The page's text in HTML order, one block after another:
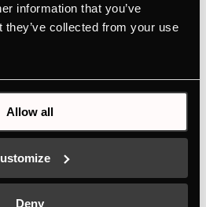
information that you’ve
they’ve collected from your use
Allow all
Deny